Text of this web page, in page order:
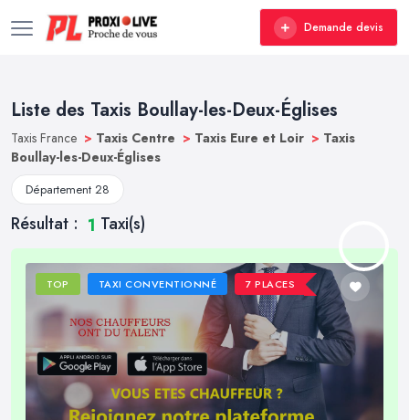
Demande devis
Liste des Taxis Boullay-les-Deux-Églises
Taxis France > Taxis Centre > Taxis Eure et Loir > Taxis
Boullay-les-Deux-Églises
Département 28
Résultat : 1 Taxi(s)
TOP TAXI CONVENTIONNÉ 7 PLACES